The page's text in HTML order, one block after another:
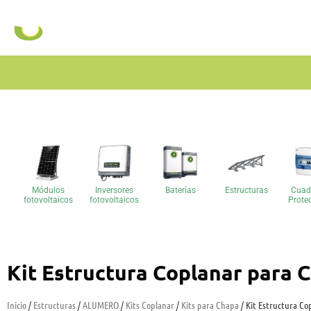
Módulos
fotovoltaicos
Inversores
fotovoltaicos
Baterías Estructuras
Kit Estructura Coplanar para
Inicio/ Estructuras/ALUMERO/ Kits Coplanar/ Kits para Chapa / Kit Estructura